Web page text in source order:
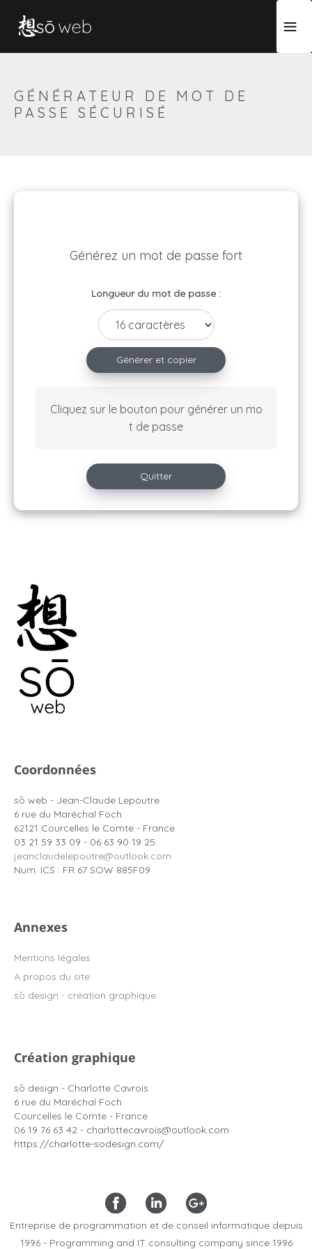
GÉNÉRATEUR DE MOT DE
PASSE SÉCURISÉ
Générez un mot de passe fort
Longueur du mot de passe :
Générer et copier
Cliquez sur le bouton pour générer un mo
t de passe
Quitter
Coordonnées
sō web - Jean-Claude Lepoutre
6 rue du Maréchal Foch
62121 Courcelles le Comte - France
03 21 59 33 09 - 06 63 90 19 25
jeanclaudelepoutre@outlook.com
Num. ICS : FR 67 SOW 885F09
Annexes
Mentions légales
A propos du site
sō design - création graphique
Création graphique
sō design - Charlotte Cavrois
6 rue du Maréchal Foch
Courcelles le Comte - France
06 19 76 63 42 - charlottecavrois@outlook.com
https://charlotte-sodesign.com/
Entreprise de programmation et de conseil informatique depuis
1996 - Programming and IT consulting company since 1996